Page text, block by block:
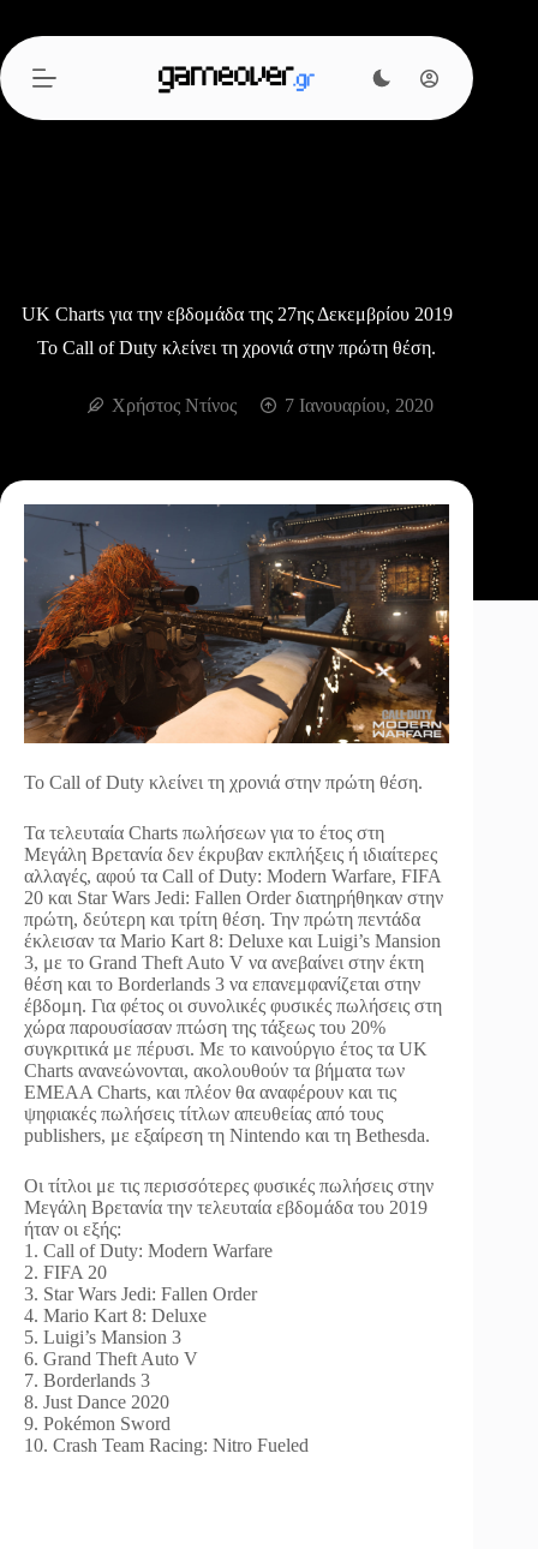
περιεχόμενο
UK Charts για την εβδομάδα της 27ης Δεκεμβρίου 2019
Το Call of Duty κλείνει τη χρονιά στην πρώτη θέση.
Χρήστος Ντίνος 7 Ιανουαρίου, 2020
Το Call of Duty κλείνει τη χρονιά στην πρώτη θέση.
Τα τελευταία Charts πωλήσεων για το έτος στη
Μεγάλη Βρετανία δεν έκρυβαν εκπλήξεις ή ιδιαίτερες
αλλαγές, αφού τα Call of Duty: Modern Warfare, FIFA
20 και Star Wars Jedi: Fallen Order διατηρήθηκαν στην
πρώτη, δεύτερη και τρίτη θέση. Την πρώτη πεντάδα
έκλεισαν τα Mario Kart 8: Deluxe και Luigi’s Mansion
3, με το Grand Theft Auto V να ανεβαίνει στην έκτη
θέση και το Borderlands 3 να επανεμφανίζεται στην
έβδομη. Για φέτος οι συνολικές φυσικές πωλήσεις στη
χώρα παρουσίασαν πτώση της τάξεως του 20%
συγκριτικά με πέρυσι. Με το καινούργιο έτος τα UK
Charts ανανεώνονται, ακολουθούν τα βήματα των
EMEAA Charts, και πλέον θα αναφέρουν και τις
ψηφιακές πωλήσεις τίτλων απευθείας από τους
publishers, με εξαίρεση τη Nintendo και τη Bethesda.
Οι τίτλοι με τις περισσότερες φυσικές πωλήσεις στην
Μεγάλη Βρετανία την τελευταία εβδομάδα του 2019
ήταν οι εξής:
1. Call of Duty: Modern Warfare
2. FIFA 20
3. Star Wars Jedi: Fallen Order
4. Mario Kart 8: Deluxe
5. Luigi’s Mansion 3
6. Grand Theft Auto V
7. Borderlands 3
8. Just Dance 2020
9. Pokémon Sword
10. Crash Team Racing: Nitro Fueled